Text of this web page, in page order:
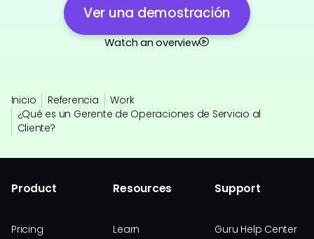
Ver una demostración
Watch an overview
Inicio Referencia
Work
¿Qué es un Gerente de Operaciones de Servicio al
Cliente?
Product
Pricing
Resources
Learn
Support
Guru Help Center